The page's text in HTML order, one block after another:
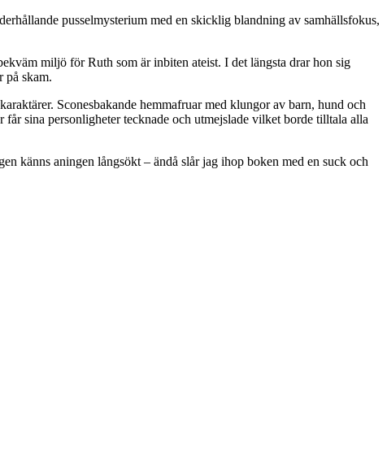
pusselmysterium med en skicklig blandning av samhällsfokus,
miljö för Ruth som är inbiten ateist. I det längsta drar hon sig
på skam.
Sconesbakande hemmafruar med klungor av barn, hund och
sina personligheter tecknade och utmejslade vilket borde tilltala alla
känns aningen långsökt – ändå slår jag ihop boken med en suck och